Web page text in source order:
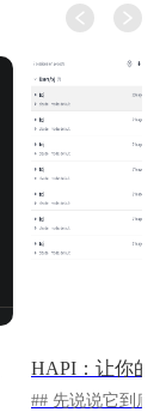
## 先说说它到底解决了